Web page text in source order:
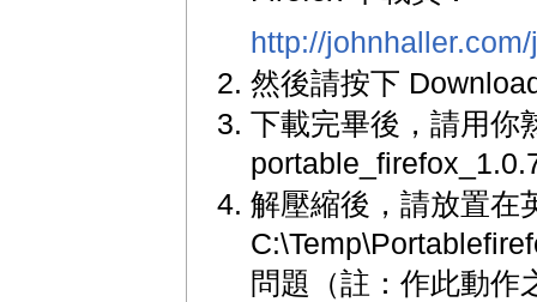
http://
然後請按下
下載完畢後，請用你
解壓縮後，請放置在
問題（註：作此動作